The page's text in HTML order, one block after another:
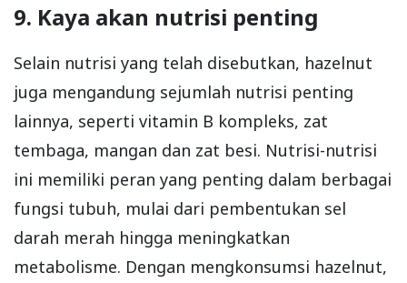
9. Kaya akan nutrisi penting
Selain nutrisi yang telah disebutkan, hazelnut
juga mengandung sejumlah nutrisi penting
lainnya, seperti vitamin B kompleks, zat
tembaga, mangan dan zat besi. Nutrisi-nutrisi
ini memiliki peran yang penting dalam berbagai
fungsi tubuh, mulai dari pembentukan sel
darah merah hingga meningkatkan
metabolisme. Dengan mengkonsumsi hazelnut,